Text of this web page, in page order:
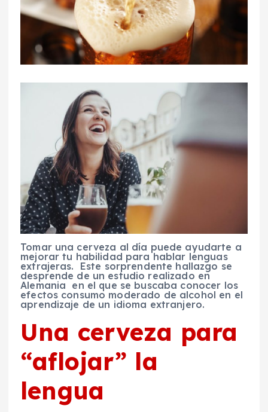
Tomar una cerveza al día puede ayudarte a
mejorar tu habilidad para hablar lenguas
extrajeras. Este sorprendente hallazgo se
desprende de un estudio realizado en
Alemania en el que se buscaba conocer los
efectos consumo moderado de alcohol en el
aprendizaje de un idioma extranjero.
Una cerveza para
“aflojar” la
lengua